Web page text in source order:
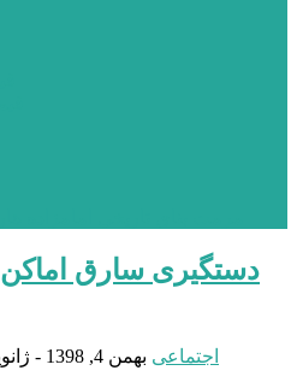
دستگیری سارق
اجتماعی بهمن 4, 1398 - ژانویه 24, 2020